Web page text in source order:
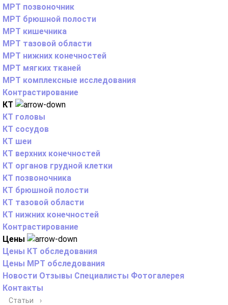
МРТ позвоночник
МРТ брюшной полости
МРТ кишечника
МРТ тазовой области
МРТ нижних конечностей
МРТ мягких тканей
МРТ комплексные исследования
Контрастирование
КТ
КТ головы
КТ сосудов
КТ шеи
КТ верхних конечностей
КТ органов грудной клетки
КТ позвоночника
КТ брюшной полости
КТ тазовой области
КТ нижних конечностей
Контрастирование
Цены
Цены КТ обследования
Цены МРТ обследования
Новости Отзывы Специалисты Фотогалерея
Контакты
Статьи ›